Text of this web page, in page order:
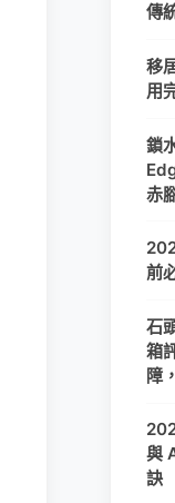
傳
移
用
鎖
赤
前
石
箱
障
與
訣